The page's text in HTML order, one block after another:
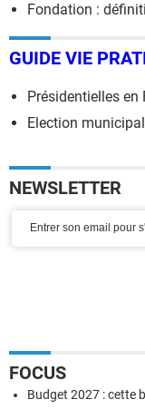
Fondation :
GUIDE VIE
Présidentielles
Election
NEWSLETTER
FOCUS
Budget 2027 : cette